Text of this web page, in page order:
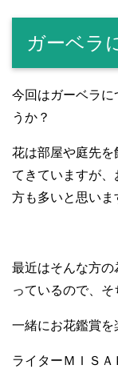
ガーベラ
今回はガーベラに
うか？
花は部屋や庭先を
てきていますが、
方も多いと思いま
最近はそんな方
っているので、そ
一緒にお花鑑賞を
ライターＭＩＳＡ